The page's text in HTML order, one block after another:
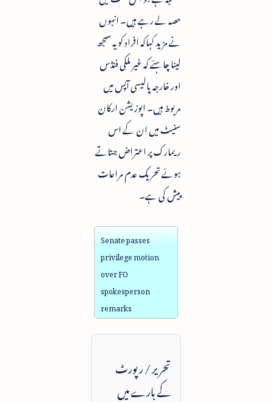
حصہ لے رہے ہیں۔ انہوں
نے مزید کہاکہ افراد کو یہ سمجھ
لینا چاہئے کہ غیر ملکی فنڈس
اور خارجہ پالیسی آپس میں
مربوط ہیں۔ اپوزیشن ارکان
سنیٹ میں ان کے اس
ریمارک پر اعتراض جتاتے
ہوئے تحریک عدم مراعات
پیش کی ہے۔
Senate passes
privilege motion
over FO
spokesperson
remarks
تحریر / رپورٹ
کے بارے میں